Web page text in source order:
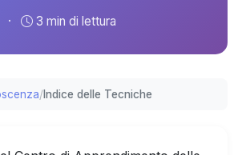
· 3 min di lettura
/Indice delle Tecniche